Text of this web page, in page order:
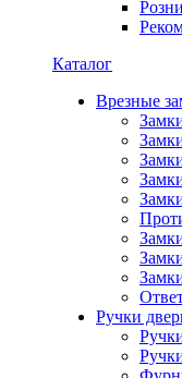
Каталог
Врезные
Ручки